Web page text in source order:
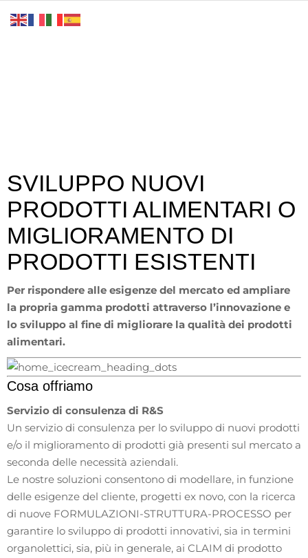
SVILUPPO NUOVI
PRODOTTI ALIMENTARI O
MIGLIORAMENTO DI
PRODOTTI ESISTENTI
Per rispondere alle esigenze del mercato ed ampliare
la propria gamma prodotti attraverso l’innovazione e
lo sviluppo al fine di migliorare la qualità dei prodotti
alimentari.
Cosa offriamo
Servizio di consulenza di R&S
Un servizio di consulenza per lo sviluppo di nuovi prodotti
e/o il miglioramento di prodotti già presenti sul mercato a
seconda delle necessità aziendali.
Le nostre soluzioni consentono di modellare, in funzione
delle esigenze del cliente, progetti ex novo, con la ricerca
di nuove FORMULAZIONI-STRUTTURA-PROCESSO per
garantire lo sviluppo di prodotti innovativi, sia in termini
organolettici, sia, più in generale, ai CLAIM di prodotto